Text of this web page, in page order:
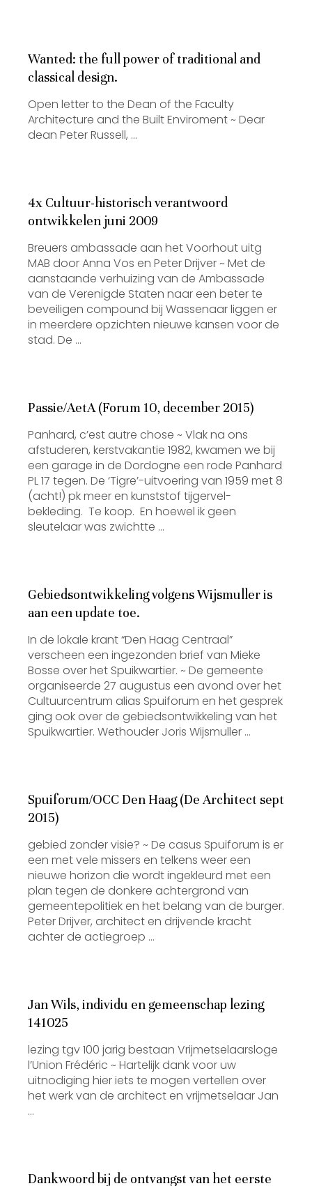
Wanted: the full power of traditional and
classical design.
Open letter to the Dean of the Faculty
Architecture and the Built Enviroment ~ Dear
dean Peter Russell, …
4x Cultuur-historisch verantwoord
ontwikkelen juni 2009
Breuers ambassade aan het Voorhout uitg
MAB door Anna Vos en Peter Drijver ~ Met de
aanstaande verhuizing van de Ambassade
van de Verenigde Staten naar een beter te
beveiligen compound bij Wassenaar liggen er
in meerdere opzichten nieuwe kansen voor de
stad. De …
Passie/AetA (Forum 10, december 2015)
Panhard, c’est autre chose ~ Vlak na ons
afstuderen, kerstvakantie 1982, kwamen we bij
een garage in de Dordogne een rode Panhard
PL 17 tegen. De ‘Tigre’-uitvoering van 1959 met 8
(acht!) pk meer en kunststof tijgervel-
bekleding. Te koop. En hoewel ik geen
sleutelaar was zwichtte …
Gebiedsontwikkeling volgens Wijsmuller is
aan een update toe.
In de lokale krant “Den Haag Centraal”
verscheen een ingezonden brief van Mieke
Bosse over het Spuikwartier. ~ De gemeente
organiseerde 27 augustus een avond over het
Cultuurcentrum alias Spuiforum en het gesprek
ging ook over de gebiedsontwikkeling van het
Spuikwartier. Wethouder Joris Wijsmuller …
Spuiforum/OCC Den Haag (De Architect sept
2015)
gebied zonder visie? ~ De casus Spuiforum is er
een met vele missers en telkens weer een
nieuwe horizon die wordt ingekleurd met een
plan tegen de donkere achtergrond van
gemeentepolitiek en het belang van de burger.
Peter Drijver, architect en drijvende kracht
achter de actiegroep …
Jan Wils, individu en gemeenschap lezing
141025
lezing tgv 100 jarig bestaan Vrijmetselaarsloge
l’Union Frédéric ~ Hartelijk dank voor uw
uitnodiging hier iets te mogen vertellen over
het werk van de architect en vrijmetselaar Jan
…
Dankwoord bij de ontvangst van het eerste